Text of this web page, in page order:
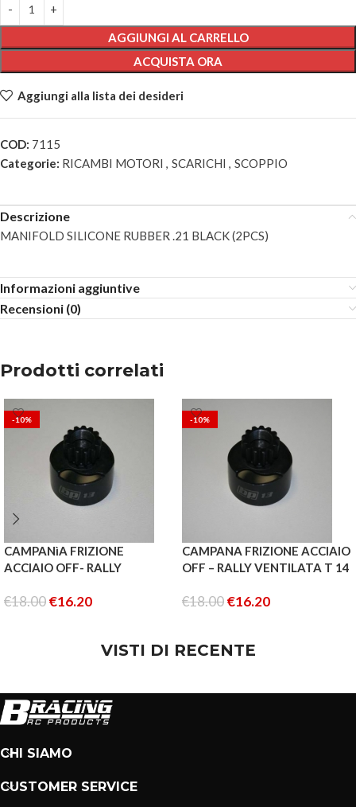
AGGIUNGI AL CARRELLO
ACQUISTA ORA
Aggiungi alla lista dei desideri
COD: 7115
Categorie: RICAMBI MOTORI , SCARICHI , SCOPPIO
Descrizione
MANIFOLD SILICONE RUBBER .21 BLACK (2PCS)
Informazioni aggiuntive
Recensioni (0)
Prodotti correlati
-10%
CAMPANìA FRIZIONE
ACCIAIO OFF- RALLY
€18.00€16.20
-10%
CAMPANA FRIZIONE ACCIAIO
OFF – RALLY VENTILATA T 14
€18.00€16.20
VISTI DI RECENTE
CHI SIAMO
CUSTOMER SERVICE